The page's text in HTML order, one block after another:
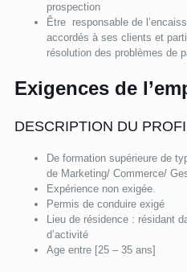
prospection
Être responsable de
accordés à ses clients et
résolution des problèmes de
Exigences de
DESCRIPTION DU
De formation supérieure de
de Marketing/ Commerce/
Expérience non exigée.
Permis de conduire exigé
Lieu de résidence : résidant
d’activité
Age entre [25 – 35 ans]